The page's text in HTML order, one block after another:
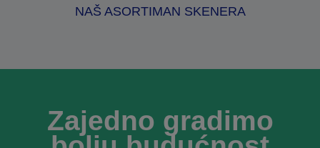
NAŠ ASORTIMAN SKENERA
Zajedno gradimo